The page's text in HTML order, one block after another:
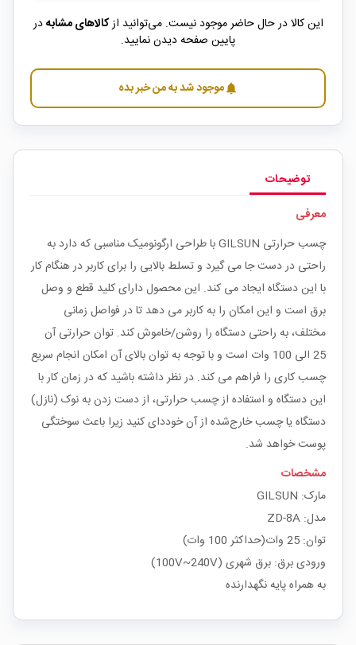
این کالا در حال حاضر موجود نیست. می‌توانید ازکالاهای مشابهدر
پایین صفحه دیدن نمایید.
notificationsموجود شد به من خبر بده
توضیحات
معرفی
چسب حرارتی GILSUN با طراحی ارگونومیک مناسبی که دارد به
راحتی در دست جا می گیرد و تسلط بالایی را برای کاربر در هنگام کار
با این دستگاه ایجاد می کند. این محصول دارای کلید قطع و وصل
برق است و این امکان را به کاربر می دهد تا در فواصل زمانی
مختلف، به راحتی دستگاه را روشن/خاموش کند. توان حرارتی آن
25 الی 100 وات است و با توجه به توان بالای آن امکان انجام سریع
چسب کاری را فراهم می کند. در نظر داشته باشید که در زمان کار با
این دستگاه و استفاده از چسب حرارتی، از دست زدن به نوک (نازل)
دستگاه یا چسب خارج‌شده از آن خوددای کنید زیرا باعث سوختگی
پوست خواهد شد.
مشخصات
مارک: GILSUN
مدل: ZD-8A
توان: 25 وات(حداکثر 100 وات)
ورودی برق: برق شهری (100V~240V)
به همراه پایه نگهدارنده